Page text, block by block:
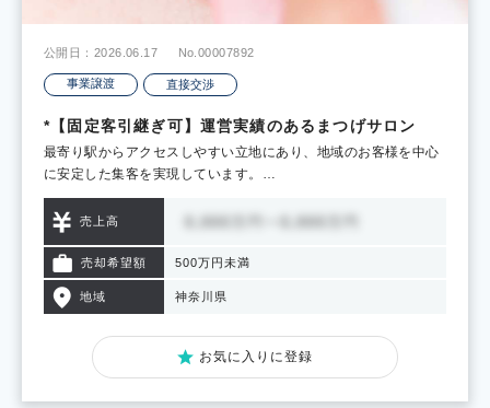
公開日：2026.06.17 No.00007892
事業譲渡 直接交渉
*【固定客引継ぎ可】運営実績のあるまつげサロン
最寄り駅からアクセスしやすい立地にあり、地域のお客様を中心
に安定した集客を実現しています。…
売上高
売却希望額 500万円未満
地域 神奈川県
お気に入りに登録